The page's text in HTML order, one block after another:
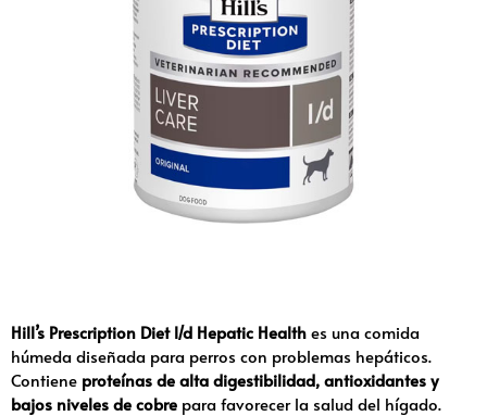
Hill’s Prescription Diet l/d Hepatic Healthes una comida
húmeda diseñada para perros con problemas hepáticos.
Contiene proteínas de alta digestibilidad, antioxidantes y
bajos niveles de cobre para favorecer la salud del hígado.